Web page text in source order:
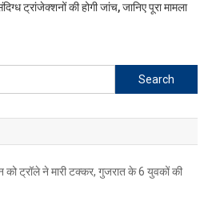
ट्रांजेक्शनों की होगी जांच, जानिए पूरा मामला
Search
for:
को ट्रॉले ने मारी टक्कर, गुजरात के 6 युवकों की